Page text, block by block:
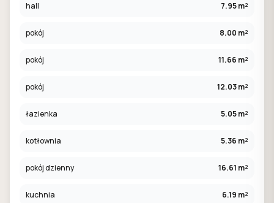
hall 7.95 m²
pokój 8.00 m²
pokój 11.66 m²
pokój 12.03 m²
łazienka 5.05 m²
kotłownia 5.36 m²
pokój dzienny 16.61 m²
kuchnia 6.19 m²